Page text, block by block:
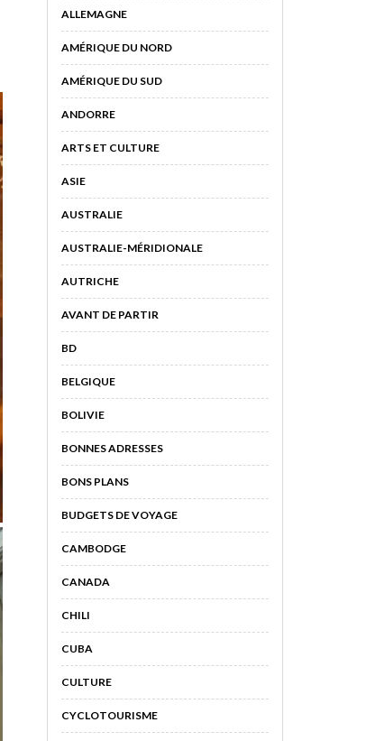
ALLEMAGNE
AMÉRIQUE DU NORD
AMÉRIQUE DU SUD
ANDORRE
ARTS ET CULTURE
ASIE
AUSTRALIE
AUSTRALIE-MÉRIDIONALE
AUTRICHE
AVANT DE PARTIR
BD
BELGIQUE
BOLIVIE
BONNES ADRESSES
BONS PLANS
BUDGETS DE VOYAGE
CAMBODGE
CANADA
CHILI
CUBA
CULTURE
CYCLOTOURISME